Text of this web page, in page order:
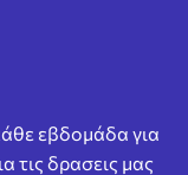
εβδομάδα για
τις δρασεις μας